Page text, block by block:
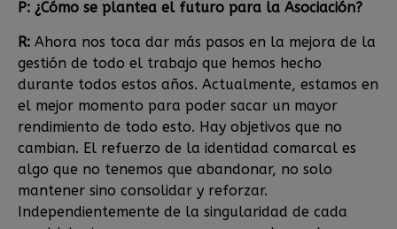
P: ¿Cómo se plantea el futuro para la Asociación?
R: Ahora nos toca dar más pasos en la mejora de la
gestión de todo el trabajo que hemos hecho
durante todos estos años. Actualmente, estamos en
el mejor momento para poder sacar un mayor
rendimiento de todo esto. Hay objetivos que no
cambian. El refuerzo de la identidad comarcal es
algo que no tenemos que abandonar, no solo
mantener sino consolidar y reforzar.
Independientemente de la singularidad de cada